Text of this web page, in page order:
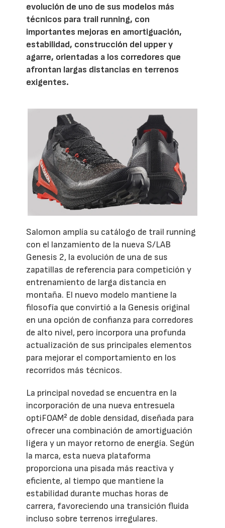
evolución de uno de sus modelos más
técnicos para trail running, con
importantes mejoras en amortiguación,
estabilidad, construcción del upper y
agarre, orientadas a los corredores que
afrontan largas distancias en terrenos
exigentes.
Salomon amplía su catálogo de trail running
con el lanzamiento de la nueva S/LAB
Genesis 2, la evolución de una de sus
zapatillas de referencia para competición y
entrenamiento de larga distancia en
montaña. El nuevo modelo mantiene la
filosofía que convirtió a la Genesis original
en una opción de confianza para corredores
de alto nivel, pero incorpora una profunda
actualización de sus principales elementos
para mejorar el comportamiento en los
recorridos más técnicos.
La principal novedad se encuentra en la
incorporación de una nueva entresuela
optiFOAM² de doble densidad, diseñada para
ofrecer una combinación de amortiguación
ligera y un mayor retorno de energía. Según
la marca, esta nueva plataforma
proporciona una pisada más reactiva y
eficiente, al tiempo que mantiene la
estabilidad durante muchas horas de
carrera, favoreciendo una transición fluida
incluso sobre terrenos irregulares.